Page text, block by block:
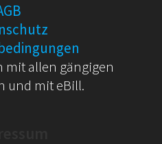
mit allen gängigen
und mit eBill.